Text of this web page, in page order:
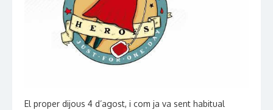
El proper dijous 4 d’agost, i com ja va sent habitual